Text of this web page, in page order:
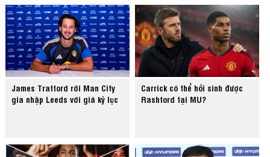
James Trafford rời Man City
gia nhập Leeds với giá kỷ lục
Carrick có thể hồi sinh được
Rashford tại MU?